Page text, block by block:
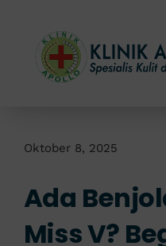
content
Oktober 8, 2025
Ada
Miss V?